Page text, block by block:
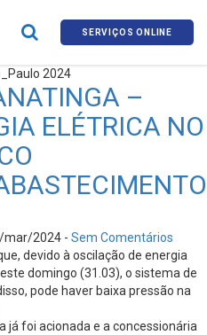
SERVIÇOS ONLINE
2024
–
ELÉTRICA NO
mar/2024 - Sem Comentários
devido à oscilação de energia
domingo (31.03), o sistema de
pode haver baixa pressão na
já foi acionada e a concessionária